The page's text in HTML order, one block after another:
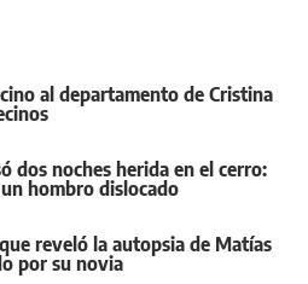
al departamento de Cristina
dos noches herida en el cerro:
hombro dislocado
reveló la autopsia de Matías
por su novia